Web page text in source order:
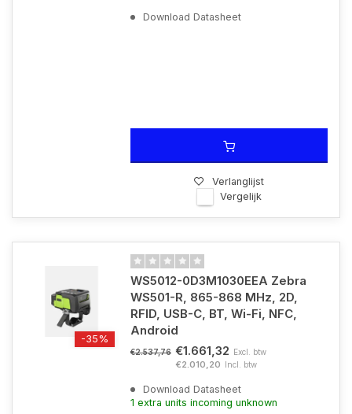
Download Datasheet
Verlanglijst
Vergelijk
-35%
WS5012-0D3M1030EEA Zebra
WS501-R, 865-868 MHz, 2D,
RFID, USB-C, BT, Wi-Fi, NFC,
Android
€2.537,76 €1.661,32 Excl. btw
€2.010,20 Incl. btw
Download Datasheet
1 extra units incoming unknown